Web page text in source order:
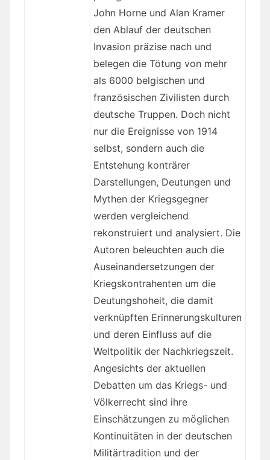
John Horne und Alan Kramer
den Ablauf der deutschen
Invasion präzise nach und
belegen die Tötung von mehr
als 6000 belgischen und
französischen Zivilisten durch
deutsche Truppen. Doch nicht
nur die Ereignisse von 1914
selbst, sondern auch die
Entstehung konträrer
Darstellungen, Deutungen und
Mythen der Kriegsgegner
werden vergleichend
rekonstruiert und analysiert. Die
Autoren beleuchten auch die
Auseinandersetzungen der
Kriegskontrahenten um die
Deutungshoheit, die damit
verknüpften Erinnerungskulturen
und deren Einfluss auf die
Weltpolitik der Nachkriegszeit.
Angesichts der aktuellen
Debatten um das Kriegs- und
Völkerrecht sind ihre
Einschätzungen zu möglichen
Kontinuitäten in der deutschen
Militärtradition und der